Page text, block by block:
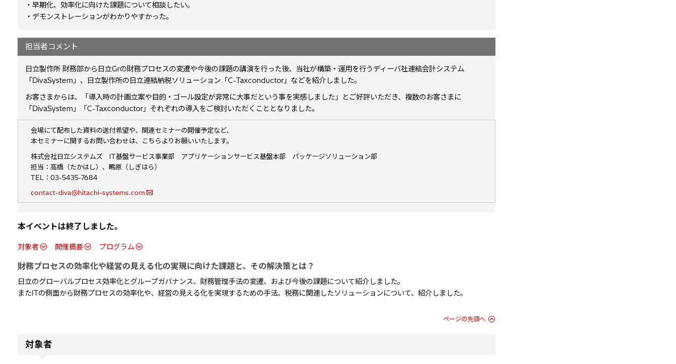
・早期化、効率化に向けた課題について相談したい。
・デモンストレーションがわかりやすかった。
担当者コメント
日立製作所 財務部から日立Grの財務プロセスの変遷や今後の課題の講演を行った後、当社が構築・運用を行うディーバ社連結会計システム
「DivaSystem」、日立製作所の日立連結納税ソリューション「C-Taxconductor」などを紹介しました。
お客さまからは、「導入時の計画立案や目的・ゴール設定が非常に大事だという事を実感しました」とご好評いただき、複数のお客さまに
「DivaSystem」「C-Taxconductor」それぞれの導入をご検討いただくこととなりました。
会場にて配布した資料の送付希望や、関連セミナーの開催予定など、
本セミナーに関するお問い合わせは、こちらよりお願いいたします。
株式会社日立システムズ IT基盤サービス事業部 アプリケーションサービス基盤本部 パッケージソリューション部
担当：高橋（たかはし）、鴫原（しぎはら）
TEL：03-5435-7684
contact-diva@hitachi-systems.com
本イベントは終了しました。
対象者 開催概要 プログラム
財務プロセスの効率化や経営の見える化の実現に向けた課題と、その解決策とは？
日立のグローバルプロセス効率化とグループガバナンス、財務管理手法の変遷、および今後の課題について紹介しました。
またITの側面から財務プロセスの効率化や、経営の見える化を実現するための手法、税務に関連したソリューションについて、紹介しました。
ページの先頭へ
対象者